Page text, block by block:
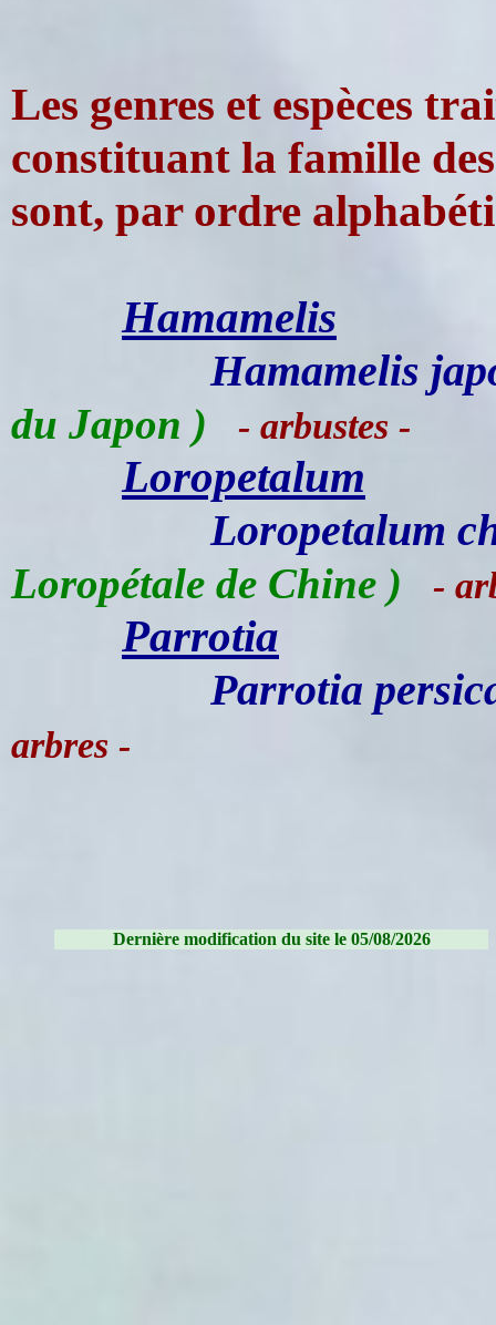
Les genres et espèces
constituant la famille
sont, par ordre
Hamamelis
Hamamelis
du Japon ) - arbustes -
Loropetalum
Loropetalum
Loropétale de Chine ) -
Parrotia
Parrotia
arbres -
Dernière modification du site le 05/08/2026